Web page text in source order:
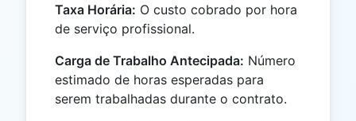
Taxa Horária: O custo cobrado por hora
de serviço profissional.
Carga de Trabalho Antecipada: Número
estimado de horas esperadas para
serem trabalhadas durante o contrato.